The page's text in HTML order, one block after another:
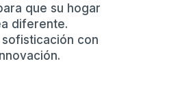
que su hogar
diferente.
sofisticación con